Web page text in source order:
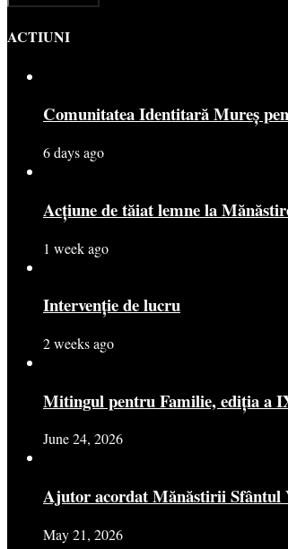
ACTIUNI
Comunitatea Identitară Mureș
6 days ago
Acțiune de tăiat lemne la
1 week ago
Intervenție de lucru
2 weeks ago
Mitingul pentru Familie, ediția a
June 24, 2026
Ajutor acordat Mănăstirii Sfântul
May 21, 2026